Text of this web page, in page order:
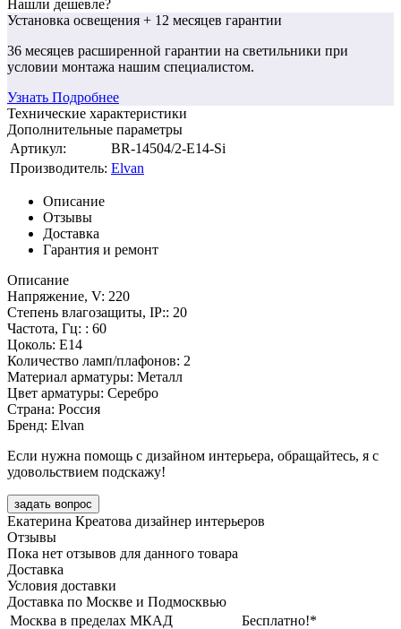
Нашли дешевле?
Установка освещения + 12 месяцев гарантии
36 месяцев расширенной гарантии на светильники при
условии монтажа нашим специалистом.
Узнать Подробнее
Технические характеристики
Дополнительные параметры
Артикул:
BR-14504/2-E14-Si
Производитель: Elvan
Описание
Отзывы
Доставка
Гарантия и ремонт
Описание
Напряжение, V: 220
Степень влагозащиты, IP:: 20
Частота, Гц: : 60
Цоколь: E14
Количество ламп/плафонов: 2
Материал арматуры: Металл
Цвет арматуры: Серебро
Страна: Россия
Бренд: Elvan
Если нужна помощь с дизайном интерьера, обращайтесь, я с
удовольствием подскажу!
задать вопрос
Екатерина Креатова дизайнер интерьеров
Отзывы
Пока нет отзывов для данного товара
Доставка
Условия доставки
Доставка по Москве и Подмосквью
Москва в пределах МКАД
Бесплатно!*